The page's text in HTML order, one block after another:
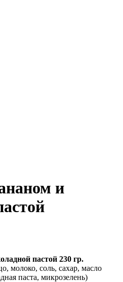
и
пастой 230 гр.
молоко, соль, сахар, масло
паста, микрозелень)